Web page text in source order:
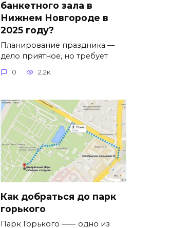
банкетного зала в
Нижнем Новгороде в
2025 году?
Планирование праздника —
дело приятное, но требует
0 2.2к.
Как добраться до парк
горького
Парк Горького ⸺ одно из